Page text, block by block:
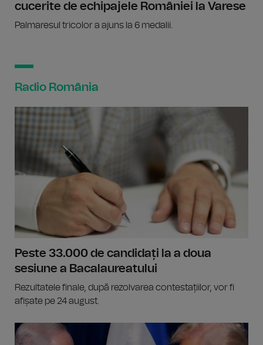
cucerite de echipajele României la Varese
Palmaresul tricolor a ajuns la 6 medalii.
Radio România
Peste 33.000 de candidați la a doua
sesiune a Bacalaureatului
Rezultatele finale, după rezolvarea contestațiilor, vor fi
afișate pe 24 august.